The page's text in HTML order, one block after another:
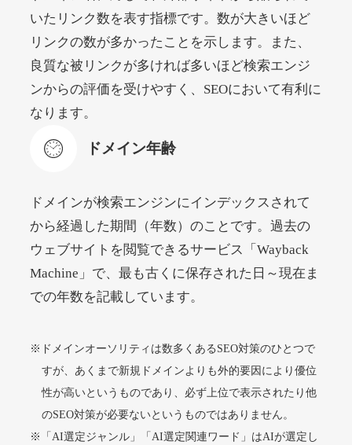
beamie.jp
ジャンルエンターテイメント
DA 52 外部リンク数
4,200円
詳細を見る
themusicnotebook.com
DA52 392
alprostadil-br.info
ジャンルその他
いたリンク数を表す指標です。数が大きいほど
リンクの数が多かったことを示します。また、
良質な被リンクが多ければ多いほど検索エンジ
ンからの評価を受けやすく、SEOにおいて有利に
なります。
ドメイン年齢
ドメインが検索エンジンにインデックスされて
から経過した期間（年数）のことです。過去の
ウェブサイトを閲覧できるサービス「Wayback
Machine」で、最も古くに保存された日～現在ま
での年数を記載しています。
※ドメインオーソリティは数多くあるSEO対策のひとつで
すが、あくまで新規ドメインよりも外的要因により優位
性が高いというものであり、必ず上位で表示されたり他
のSEO対策が必要ないというものではありません。
※「AI選定ジャンル」「AI選定関連ワード」はAIが選定し